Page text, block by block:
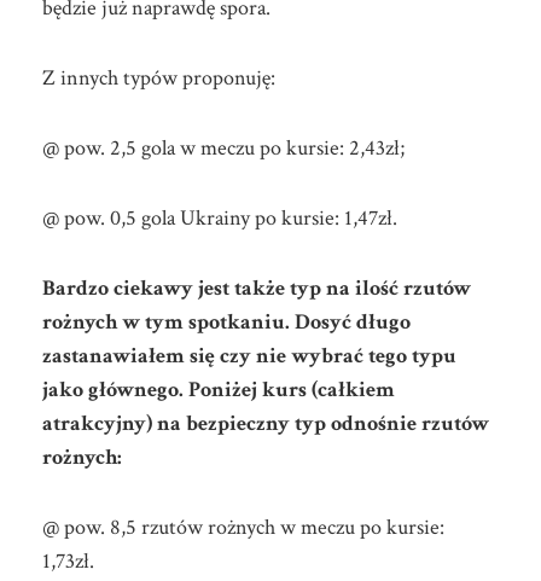
będzie już naprawdę spora.
Z innych typów proponuję:
@ pow. 2,5 gola w meczu po kursie: 2,43zł;
@ pow. 0,5 gola Ukrainy po kursie: 1,47zł.
Bardzo ciekawy jest także typ na ilość rzutów
rożnych w tym spotkaniu. Dosyć długo
zastanawiałem się czy nie wybrać tego typu
jako głównego. Poniżej kurs (całkiem
atrakcyjny) na bezpieczny typ odnośnie rzutów
rożnych:
@ pow. 8,5 rzutów rożnych w meczu po kursie:
1,73zł.